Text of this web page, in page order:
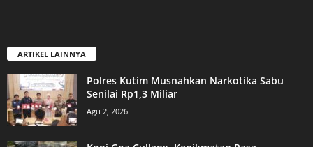
ARTIKEL LAINNYA
Polres Kutim Musnahkan Narkotika Sabu
Senilai Rp1,3 Miliar
Agu 2, 2026